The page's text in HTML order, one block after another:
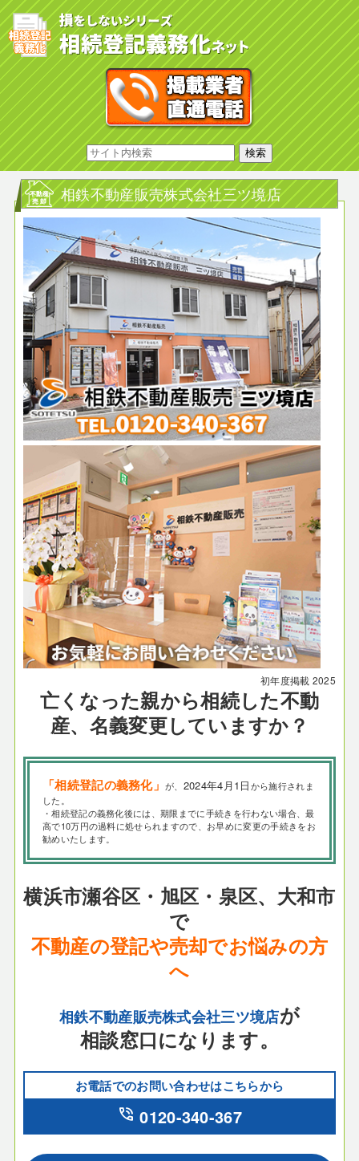
相鉄不動産販売株式会社三ツ境店
初年度掲載 2025
亡くなった親から相続した不動
産、名義変更していますか？
「相続登記の義務化」が、 2024年4月1日から施行されま
した。
・相続登記の義務化後には、期限までに手続きを行わない場合、最
高で10万円の過料に処せられますので、お早めに変更の手続きをお
勧めいたします。
横浜市瀬谷区・旭区・泉区、大和市
で
不動産の登記や売却でお悩みの方
へ
相鉄不動産販売株式会社三ツ境店が
相談窓口になります。
お電話でのお問い合わせはこちらから
phone_in_talk 0120-340-367